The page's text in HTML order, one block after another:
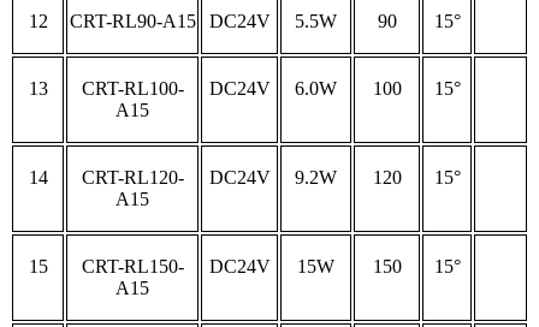
12 CRT-RL90-A15 DC24V 5.5W 90 15°
13
CRT-RL100-
A15
DC24V 6.0W 100 15°
14
CRT-RL120-
A15
DC24V 9.2W 120 15°
15
CRT-RL150-
A15
DC24V 15W 150 15°